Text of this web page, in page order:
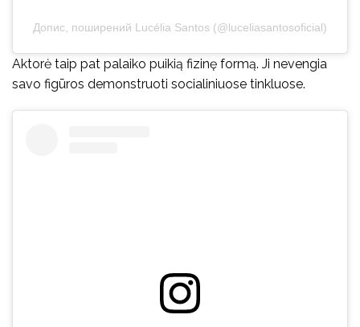
Допис, поширений Lucélia Santos (@luceliasantosoficial)
Aktorė taip pat palaiko puikią fizinę formą. Ji nevengia
savo figūros demonstruoti socialiniuose tinkluose.